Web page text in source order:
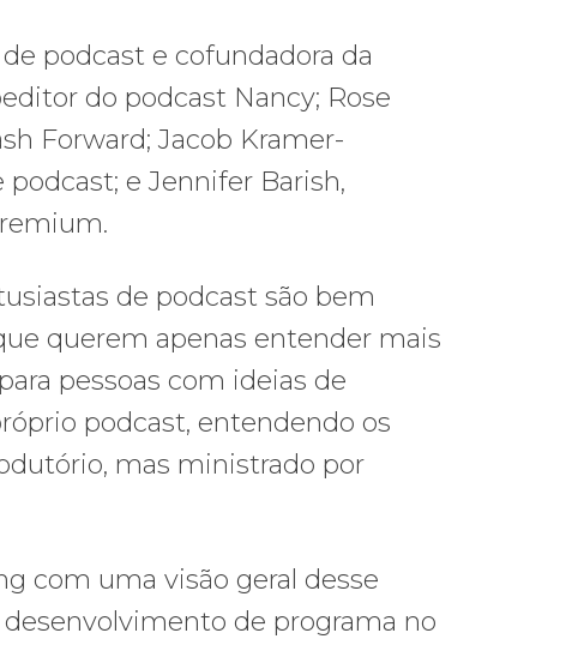
podcast e cofundadora da
do podcast Nancy; Rose
Forward; Jacob Kramer-
e Jennifer Barish,
de podcast são bem
querem apenas entender mais
pessoas com ideias de
podcast, entendendo os
mas ministrado por
com uma visão geral desse
de programa no